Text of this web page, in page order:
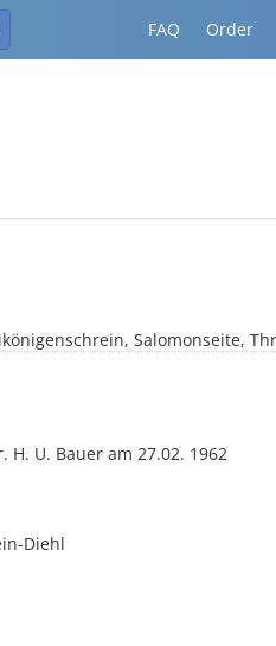
FAQ Order
Salomonseite,
U. Bauer am 27.02. 1962
Diehl